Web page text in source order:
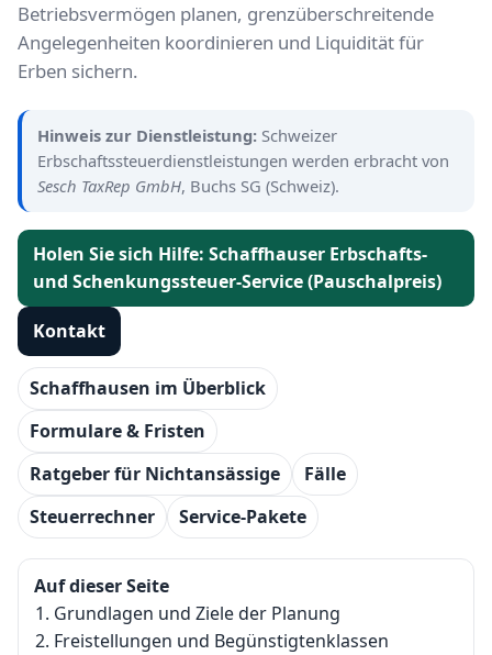
Betriebsvermögen planen, grenzüberschreitende
Angelegenheiten koordinieren und Liquidität für
Erben sichern.
Hinweis zur Dienstleistung: Schweizer
Erbschaftssteuerdienstleistungen werden erbracht von
Sesch TaxRep GmbH, Buchs SG (Schweiz).
Holen Sie sich Hilfe: Schaffhauser Erbschafts-
und Schenkungssteuer-Service (Pauschalpreis)
Kontakt
Schaffhausen im Überblick
Formulare & Fristen
Ratgeber für Nichtansässige
Fälle
Steuerrechner
Service-Pakete
Auf dieser Seite
Grundlagen und Ziele der Planung
Freistellungen und Begünstigtenklassen